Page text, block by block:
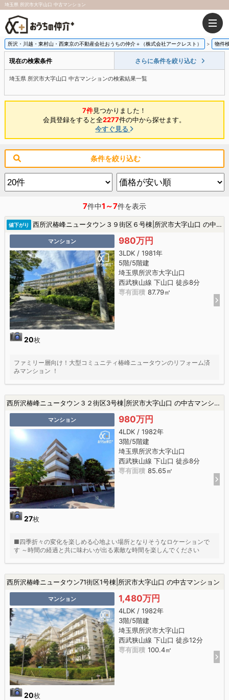
埼玉県 所沢市大字山口 中古マンション
所沢・川越・東村山・西東京の不動産会社おうちの仲介＋（株式会社アークレスト） 物件
現在の検索条件 さらに条件を絞り込む
埼玉県 所沢市大字山口 中古マンションの検索結果一覧
7件見つかりました！
会員登録をすると全2277件の中から探せます。
今すぐ見る
条件を絞り込む
7件中1～7件を表示
値下がり 西所沢椿峰ニュータウン３９街区６号棟|所沢市大字山口 の中古マンション
マンション
20枚
980万円
3LDK / 1981年
5階/5階建
埼玉県所沢市大字山口
西武狭山線 下山口 徒歩8分
専有面積 87.79㎡
ファミリー層向け！大型コミュニティ椿峰ニュータウンのリフォーム済
みマンション ！
西所沢椿峰ニュータウン３２街区3号棟|所沢市大字山口 の中古マンション
マンション
27枚
980万円
4LDK / 1982年
3階/5階建
埼玉県所沢市大字山口
西武狭山線 下山口 徒歩8分
専有面積 85.65㎡
■四季折々の変化を楽しめる心地よい場所となりそうなロケーションで
す ～時間の経過と共に味わいが出る素敵な時間を楽しんでください
西所沢椿峰ニュータウン71街区1号棟|所沢市大字山口 の中古マンション
マンション
20枚
1,480万円
4LDK / 1982年
3階/5階建
埼玉県所沢市大字山口
西武狭山線 下山口 徒歩12分
専有面積 100.4㎡